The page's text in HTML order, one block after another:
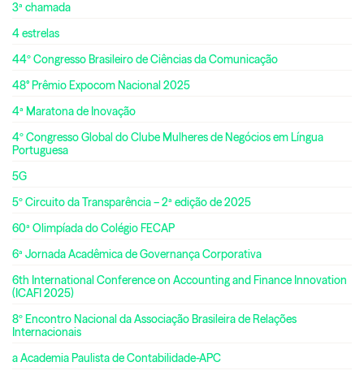
3ª chamada
4 estrelas
44º Congresso Brasileiro de Ciências da Comunicação
48° Prêmio Expocom Nacional 2025
4ª Maratona de Inovação
4º Congresso Global do Clube Mulheres de Negócios em Língua
Portuguesa
5G
5º Circuito da Transparência – 2ª edição de 2025
60ª Olimpíada do Colégio FECAP
6ª Jornada Acadêmica de Governança Corporativa
6th International Conference on Accounting and Finance Innovation
(ICAFI 2025)
8º Encontro Nacional da Associação Brasileira de Relações
Internacionais
a Academia Paulista de Contabilidade-APC